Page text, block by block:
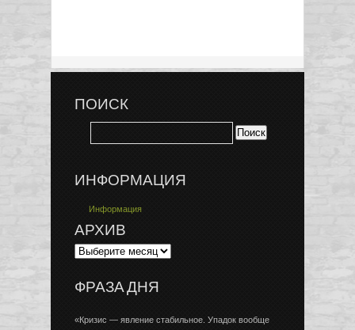
ПОИСК
ИНФОРМАЦИЯ
Информация
АРХИВ
ФРАЗА ДНЯ
«Кризис — явление стабильное. Упадок вообще